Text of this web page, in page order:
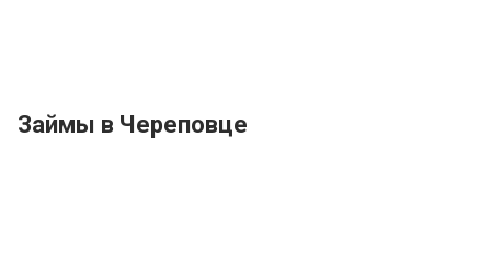
Займы в Череповце